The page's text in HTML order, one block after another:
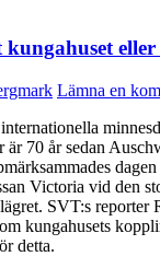
Lämna en
70 år sedan
Victoria vid den
SVT:s reporter
kungahusets
detta.